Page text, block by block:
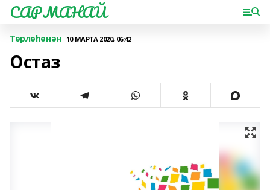
САРМАНАЙ
Төрлөһөнән 10 МАРТА 2020, 06:42
Остаз